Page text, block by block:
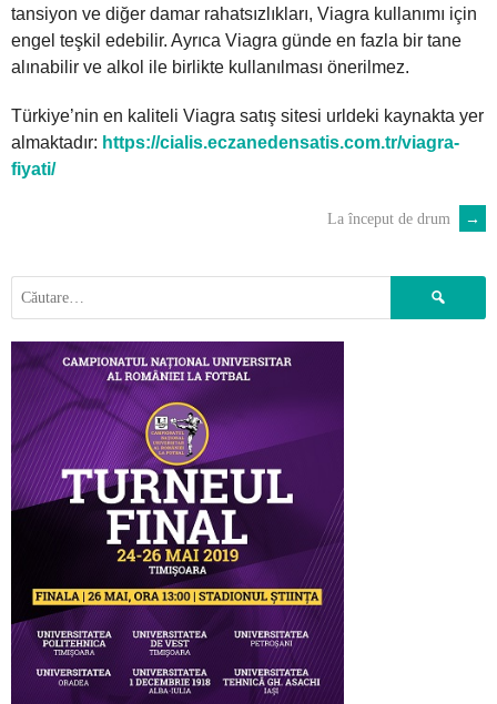
tansiyon ve diğer damar rahatsızlıkları, Viagra kullanımı için
engel teşkil edebilir. Ayrıca Viagra günde en fazla bir tane
alınabilir ve alkol ile birlikte kullanılması önerilmez.
Türkiye’nin en kaliteli Viagra satış sitesi urldeki kaynakta yer
almaktadır: https://cialis.eczanedensatis.com.tr/viagra-
fiyati/
NAVIGATION
La început de drum →